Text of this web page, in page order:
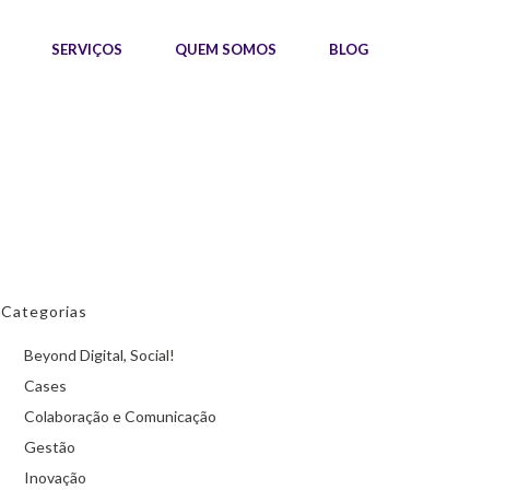
SERVIÇOS QUEM SOMOS BLOG
Categorias
Beyond Digital, Social!
Cases
Colaboração e Comunicação
Gestão
Inovação